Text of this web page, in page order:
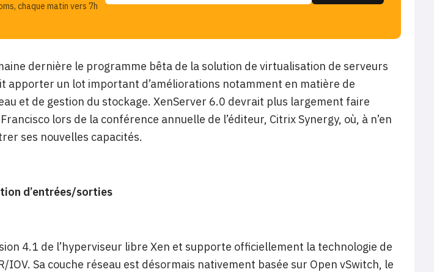
chaque matin vers 7h
dernière le programme bêta de la solution de virtualisation de serveurs
apporter un lot important d’améliorations notamment en matière de
et de gestion du stockage. XenServer 6.0 devrait plus largement faire
lors de la conférence annuelle de l’éditeur, Citrix Synergy, où, à n’en
ses nouvelles capacités.
d’entrées/sorties
4.1 de l’hyperviseur libre Xen et supporte officiellement la technologie de
Sa couche réseau est désormais nativement basée sur Open vSwitch, le